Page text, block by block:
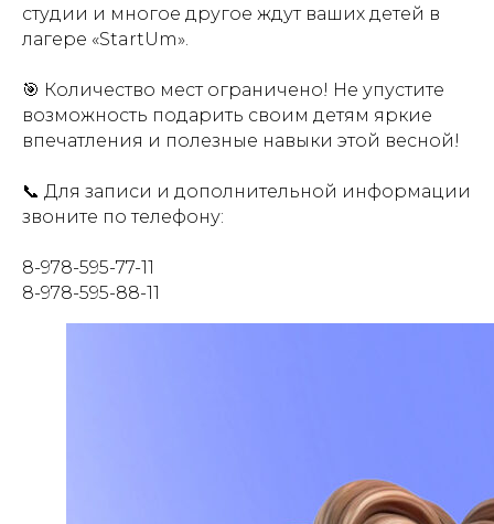
студии и многое другое ждут ваших детей в
лагере «StartUm».
🎯 Количество мест ограничено! Не упустите
возможность подарить своим детям яркие
впечатления и полезные навыки этой весной!
📞 Для записи и дополнительной информации
звоните по телефону:
8-978-595-77-11
8-978-595-88-11